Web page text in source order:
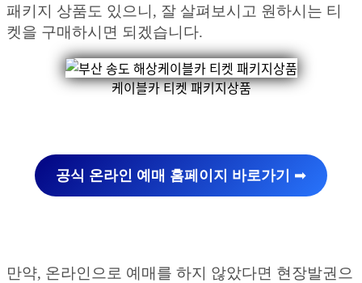
패키지 상품도 있으니, 잘 살펴보시고 원하시는 티
켓을 구매하시면 되겠습니다.
케이블카 티켓 패키지상품
공식 온라인 예매 홈페이지 바로가기 ➡︎
만약, 온라인으로 예매를 하지 않았다면 현장발권으